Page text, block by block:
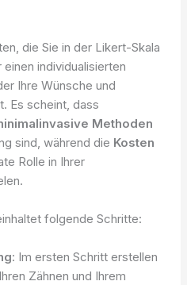
die Sie in der Likert-Skala
individualisierten
Ihre Wünsche und
Es scheint, dass
Methoden
sind, während die Kosten
Rolle in Ihrer
folgende Schritte:
: Im ersten Schritt erstellen
Zähnen und Ihrem